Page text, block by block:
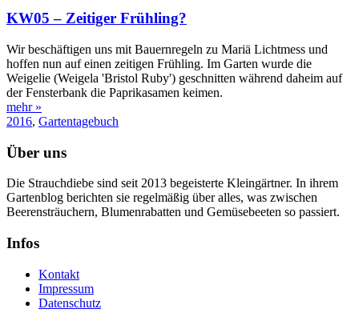
KW05 – Zeitiger Frühling?
Wir beschäftigen uns mit Bauernregeln zu Mariä Lichtmess und
hoffen nun auf einen zeitigen Frühling. Im Garten wurde die
Weigelie (Weigela 'Bristol Ruby') geschnitten während daheim auf
der Fensterbank die Paprikasamen keimen.
mehr »
2016, Gartentagebuch
Über uns
Die Strauchdiebe sind seit 2013 begeisterte Kleingärtner. In ihrem
Gartenblog berichten sie regelmäßig über alles, was zwischen
Beerensträuchern, Blumenrabatten und Gemüsebeeten so passiert.
Infos
Kontakt
Impressum
Datenschutz